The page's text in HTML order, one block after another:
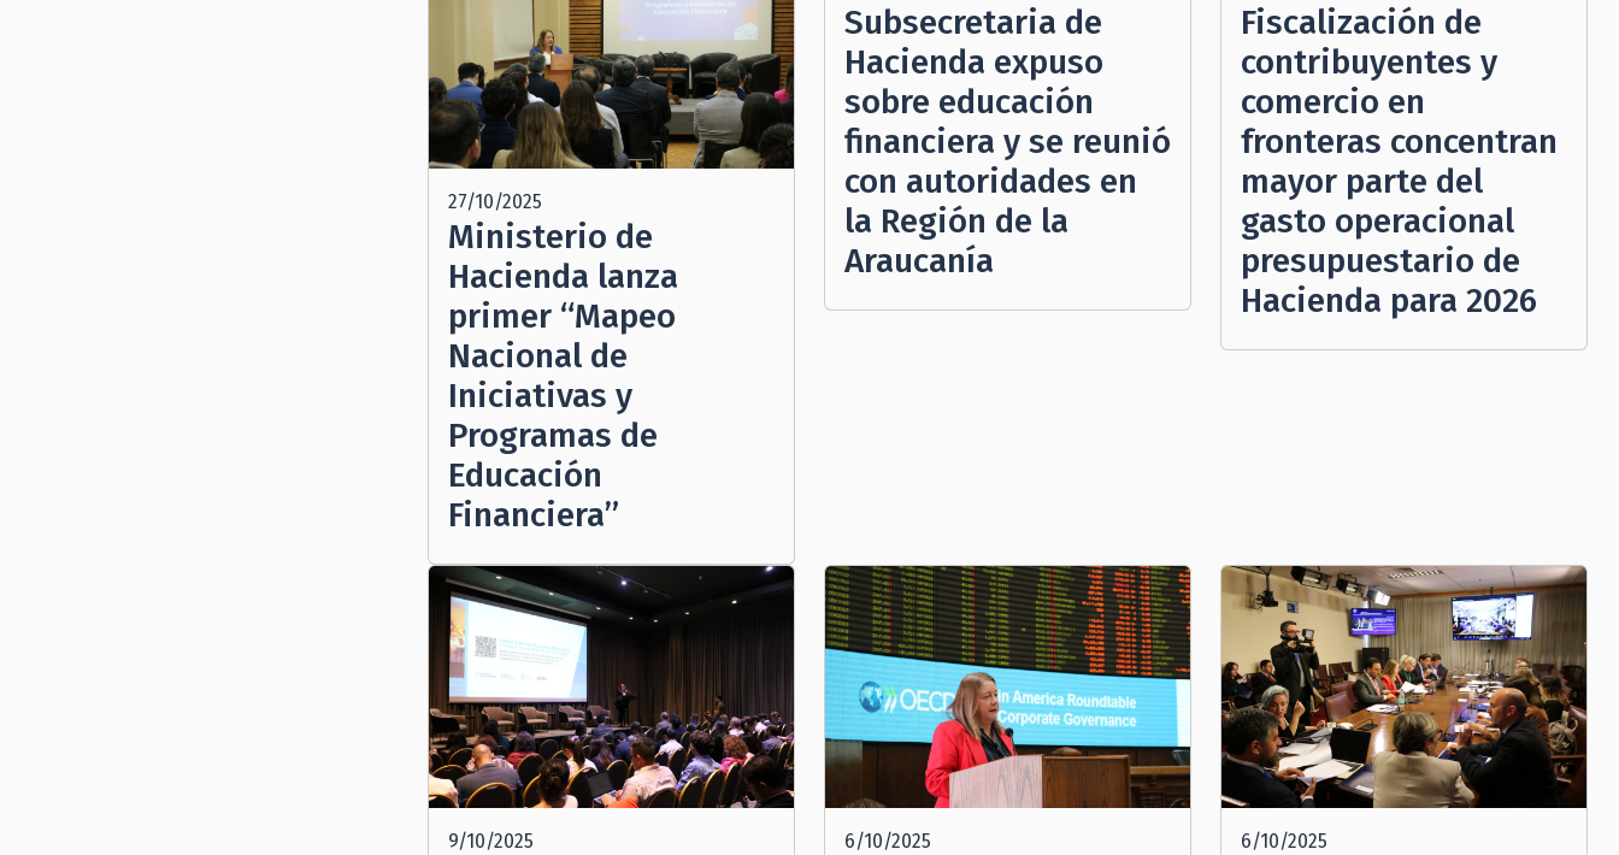
27/10/2025
Ministerio de
Hacienda lanza
primer “Mapeo
Nacional de
Iniciativas y
Programas de
Educación
Financiera”
Subsecretaria de
Hacienda expuso
sobre educación
financiera y se reunió
con autoridades en
la Región de la
Araucanía
Fiscalización de
contribuyentes y
comercio en
fronteras concentran
mayor parte del
gasto operacional
presupuestario de
Hacienda para 2026
9/10/2025 6/10/2025 6/10/2025